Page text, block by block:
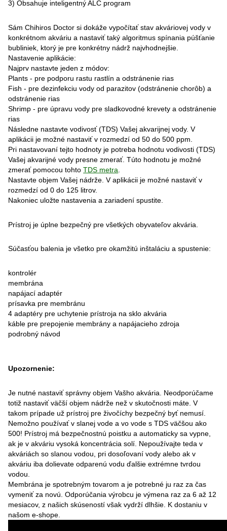
3) Obsahuje inteligentný ALC program
Sám Chihiros Doctor si dokáže vypočítať stav akváriovej vody v
konkrétnom akváriu a nastaviť taký algoritmus spínania púšťanie
bubliniek, ktorý je pre konkrétny nádrž najvhodnejšie.
Nastavenie aplikácie:
Najprv nastavte jeden z módov:
Plants - pre podporu rastu rastlín a odstránenie rias
Fish - pre dezinfekciu vody od parazitov (odstránenie chorôb) a
odstránenie rias
Shrimp - pre úpravu vody pre sladkovodné krevety a odstránenie
rias
Následne nastavte vodivosť (TDS) Vašej akvarijnej vody. V
aplikácii je možné nastaviť v rozmedzí od 50 do 500 ppm.
Pri nastavovaní tejto hodnoty je potreba hodnotu vodivosti (TDS)
Vašej akvarijné vody presne zmerať. Túto hodnotu je možné
zmerať pomocou tohtoTDS metra
Nastavte objem Vašej nádrže. V aplikácii je možné nastaviť v
rozmedzí od 0 do 125 litrov.
Nakoniec uložte nastavenia a zariadení spustite.
Prístroj je úplne bezpečný pre všetkých obyvateľov akvária.
Súčasťou balenia je všetko pre okamžitú inštaláciu a spustenie:
kontrolér
membrána
napájací adaptér
prísavka pre membránu
4 adaptéry pre uchytenie prístroja na sklo akvária
káble pre prepojenie membrány a napájacieho zdroja
podrobný návod
Upozornenie:
Je nutné nastaviť správny objem Vašho akvária. Neodporúčame
totiž nastaviť väčší objem nádrže než v skutočnosti máte. V
takom prípade už prístroj pre živočíchy bezpečný byť nemusí.
Nemožno používať v slanej vode a vo vode s TDS väčšou ako
500! Prístroj má bezpečnostnú poistku a automaticky sa vypne,
ak je v akváriu vysoká koncentrácia solí. Nepoužívajte teda v
akváriách so slanou vodou, pri dosoľovaní vody alebo ak v
akváriu iba dolievate odparenú vodu ďalšie extrémne tvrdou
vodou.
Membrána je spotrebným tovarom a je potrebné ju raz za čas
vymeniť za novú. Odporúčania výrobcu je výmena raz za 6 až 12
mesiacov, z našich skúseností však vydrží dlhšie. K dostaniu v
našom e-shope.